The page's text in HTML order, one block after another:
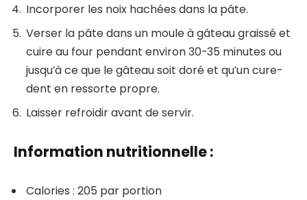
Incorporer les noix hachées dans la pâte.
Verser la pâte dans un moule à gâteau graissé et
cuire au four pendant environ 30-35 minutes ou
jusqu’à ce que le gâteau soit doré et qu’un cure-
dent en ressorte propre.
Laisser refroidir avant de servir.
Information nutritionnelle :
Calories : 205 par portion